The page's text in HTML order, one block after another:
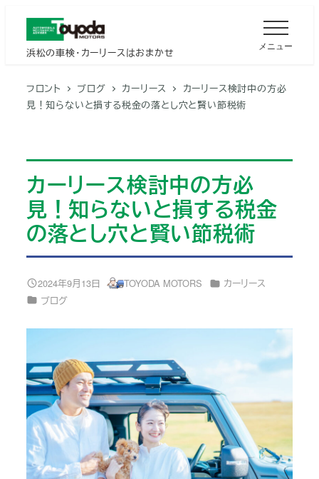
浜松の車検・カーリースはおまかせ メニュー
フロント ブログ カーリース
カーリース検討中の方必
見！知らないと損する税金の落とし穴と賢い節税術
カーリース検討中の方必
見！知らないと損する税金
の落とし穴と賢い節税術
投稿日
2024年9月13日
著
TOYODA MOTORS カテゴリー
カーリース
カテゴリー
ブログ